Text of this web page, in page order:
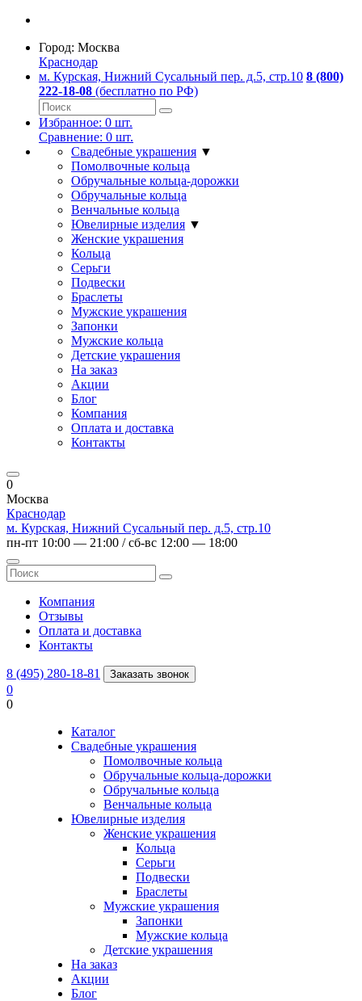
Город: Москва
Краснодар
м. Курская, Нижний Сусальный пер. д.5, стр.10 8 (800)
222-18-08 (бесплатно по РФ)
Избранное: 0 шт.
Сравнение: 0 шт.
Свадебные украшения ▼
Помолвочные кольца
Обручальные кольца-дорожки
Обручальные кольца
Венчальные кольца
Ювелирные изделия ▼
Женские украшения
Кольца
Серьги
Подвески
Браслеты
Мужские украшения
Запонки
Мужские кольца
Детские украшения
На заказ
Акции
Блог
Компания
Оплата и доставка
Контакты
0
Москва
Краснодар
м. Курская, Нижний Сусальный пер. д.5, стр.10
пн-пт 10:00 — 21:00 / сб-вс 12:00 — 18:00
Компания
Отзывы
Оплата и доставка
Контакты
8 (495) 280-18-81 Заказать звонок
0
0
Каталог
Свадебные украшения
Помолвочные кольца
Обручальные кольца-дорожки
Обручальные кольца
Венчальные кольца
Ювелирные изделия
Женские украшения
Кольца
Серьги
Подвески
Браслеты
Мужские украшения
Запонки
Мужские кольца
Детские украшения
На заказ
Акции
Блог